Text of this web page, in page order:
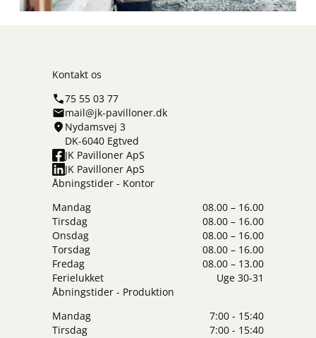
Kontakt os
75 55 03 77
mail@jk-pavilloner.dk
Nydamsvej 3
DK-6040 Egtved
JK Pavilloner ApS
JK Pavilloner ApS
Åbningstider - Kontor
Mandag
08.00 – 16.00
Tirsdag
08.00 – 16.00
Onsdag
08.00 – 16.00
Torsdag
08.00 – 16.00
Fredag
08.00 – 13.00
Ferielukket
Uge 30-31
Åbningstider - Produktion
Mandag
7:00 - 15:40
Tirsdag
7:00 - 15:40